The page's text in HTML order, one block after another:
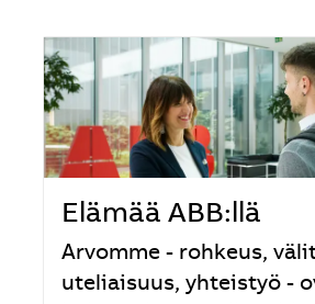
Elämää ABB:llä
Arvomme - rohkeus,
uteliaisuus, yhteistyö -